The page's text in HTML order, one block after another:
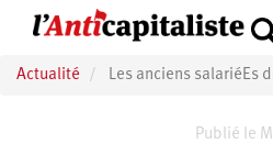
principal
Actualité Les anciens salariéEs
Publié le